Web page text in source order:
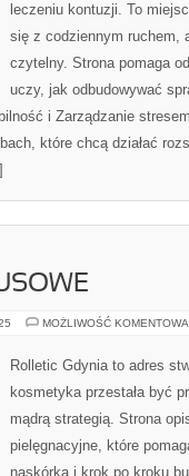
leczeniu kontuzji. To
się z codziennym ruchem,
czytelny. Strona pomaga
uczy, jak odbudowywać
i Zarządzanie
które chcą działać
MOŻLIWOŚĆ
Rolletic Gdynia to adres
kosmetyka przestała być
mądrą strategią. Strona
pielęgnacyjne, które
naskórka i krok po kroku